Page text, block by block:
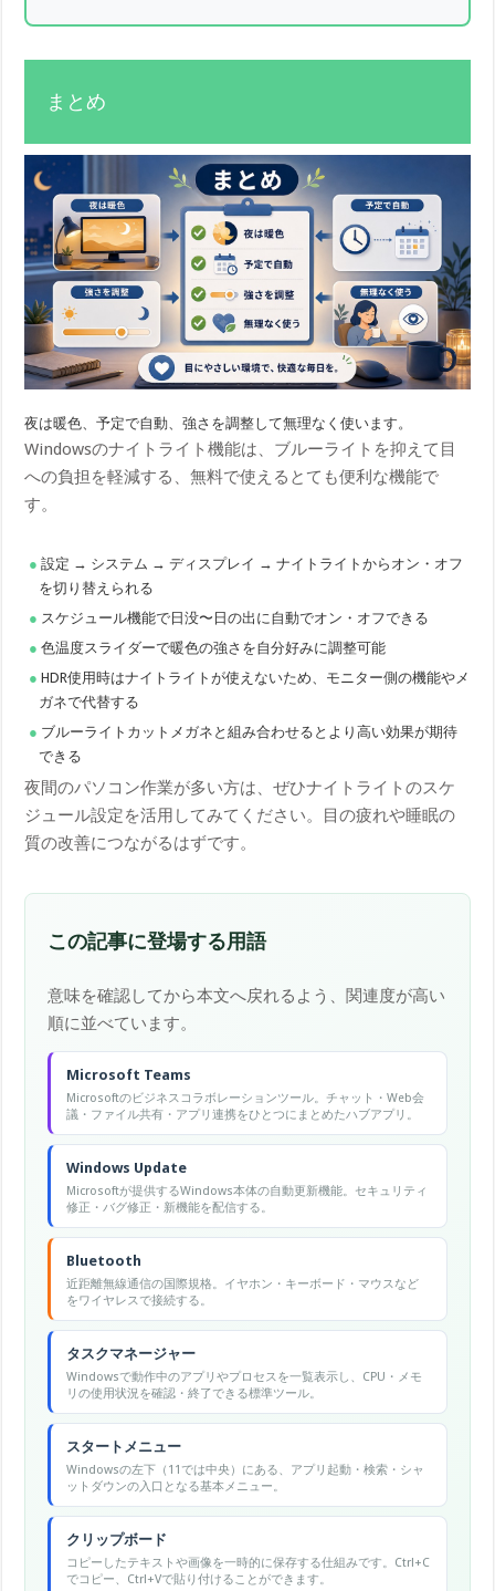
まとめ
夜は暖色、予定で自動、強さを調整して無理なく使います。
Windowsのナイトライト機能は、ブルーライトを抑えて目
への負担を軽減する、無料で使えるとても便利な機能で
す。
設定 → システム → ディスプレイ → ナイトライトからオン・オフ
を切り替えられる
スケジュール機能で日没〜日の出に自動でオン・オフできる
色温度スライダーで暖色の強さを自分好みに調整可能
HDR使用時はナイトライトが使えないため、モニター側の機能やメ
ガネで代替する
ブルーライトカットメガネと組み合わせるとより高い効果が期待
できる
夜間のパソコン作業が多い方は、ぜひナイトライトのスケ
ジュール設定を活用してみてください。目の疲れや睡眠の
質の改善につながるはずです。
この記事に登場する用語
意味を確認してから本文へ戻れるよう、関連度が高い
順に並べています。
Microsoft Teams
Microsoftのビジネスコラボレーションツール。チャット・Web会
議・ファイル共有・アプリ連携をひとつにまとめたハブアプリ。
Windows Update
Microsoftが提供するWindows本体の自動更新機能。セキュリティ
修正・バグ修正・新機能を配信する。
Bluetooth
近距離無線通信の国際規格。イヤホン・キーボード・マウスなど
をワイヤレスで接続する。
タスクマネージャー
Windowsで動作中のアプリやプロセスを一覧表示し、CPU・メモ
リの使用状況を確認・終了できる標準ツール。
スタートメニュー
Windowsの左下（11では中央）にある、アプリ起動・検索・シャ
ットダウンの入口となる基本メニュー。
クリップボード
コピーしたテキストや画像を一時的に保存する仕組みです。Ctrl+C
でコピー、Ctrl+Vで貼り付けることができます。